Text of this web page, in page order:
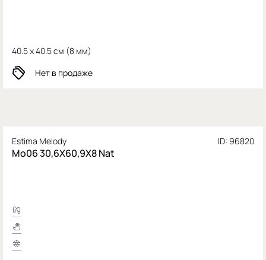
40.5 x 40.5 см (8 мм)
Нет в продаже
Estima Melody ID: 96820
Mo06 30,6X60,9X8 Nat